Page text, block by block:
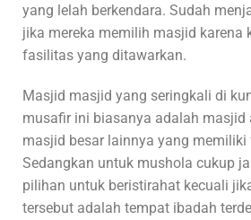
yang lelah berkendara. Sudah
jika mereka memilih masjid karena
fasilitas yang ditawarkan.
Masjid masjid yang seringkali di
musafir ini biasanya adalah masjid
masjid besar lainnya yang
Sedangkan untuk mushola cukup
pilihan untuk beristirahat kecuali
tersebut adalah tempat ibadah